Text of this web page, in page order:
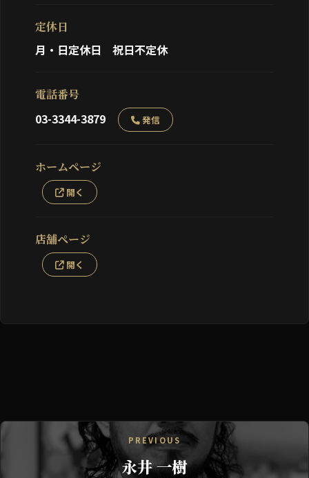
定休日
月・日定休日 祝日不定休
電話番号
03-3344-3879 発信
ホームページ
開く
店舗ページ
開く
PREVIOUS
永井 一樹